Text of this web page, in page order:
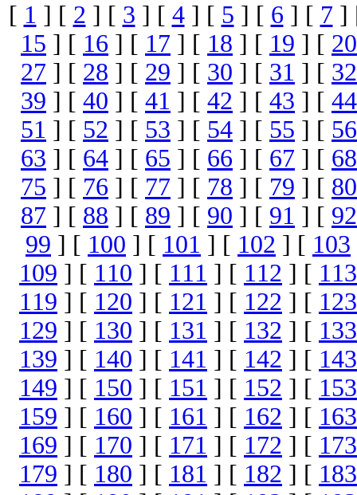
[ 1 ] [ 2 ] [ 3 ] [ 4] [ 5 ] [ 6 ] [ 7 ]
15 ] [ 16 ] [ 17 ] [ 18 ] [ 19 ] [ 20
27 ] [ 28 ] [ 29 ] [ 30 ] [ 31 ] [ 32
39 ] [ 40 ] [ 41 ] [ 42 ] [ 43 ] [ 44
51 ] [ 52 ] [ 53 ] [ 54 ] [ 55 ] [ 56
63 ] [ 64 ] [ 65 ] [ 66 ] [ 67 ] [ 68
75 ] [ 76 ] [ 77 ] [ 78 ] [ 79 ] [ 80
87 ] [ 88 ] [ 89 ] [ 90 ] [ 91 ] [ 92
99 ] [ 100 ] [ 101 ] [ 102 ] [ 103
109 ] [ 110 ] [ 111 ] [ 112 ] [ 113
119 ] [ 120 ] [ 121 ] [ 122 ] [ 123
129 ] [ 130 ] [ 131 ] [ 132 ] [ 133
139 ] [ 140 ] [ 141 ] [ 142 ] [ 143
149 ] [ 150 ] [ 151 ] [ 152 ] [ 153
159 ] [ 160 ] [ 161 ] [ 162 ] [ 163
169 ] [ 170 ] [ 171 ] [ 172 ] [ 173
179 ] [ 180 ] [ 181 ] [ 182 ] [ 183